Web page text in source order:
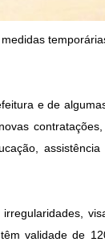
e de
contratações,
assistência
validade de